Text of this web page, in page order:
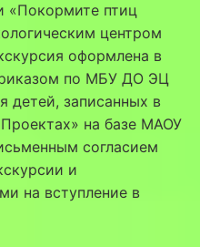
«Покормите птиц
центром
оформлена в
по МБУ ДО ЭЦ
детей, записанных в
на базе МАОУ
согласием
и
на вступление в